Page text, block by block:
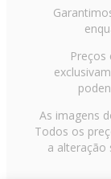
EAN (Unidade
Garantia do
Garantia do
Voltagem: 220V
Dimensões e Peso:
Unidade Interna
Largura: 107,8 cm
Altura: 33,3 cm
Preços
As imagens
Todos os
a alteração